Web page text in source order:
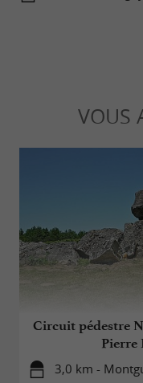
VOUS
Circuit pédestre
Pierre
3,0 km -